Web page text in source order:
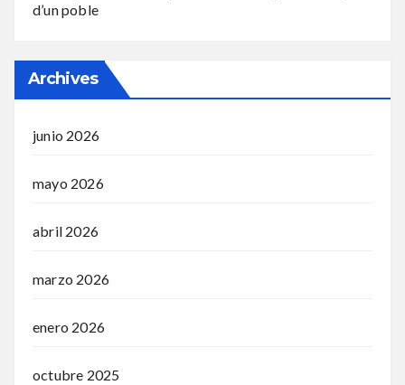
d’un poble
Archives
junio 2026
mayo 2026
abril 2026
marzo 2026
enero 2026
octubre 2025